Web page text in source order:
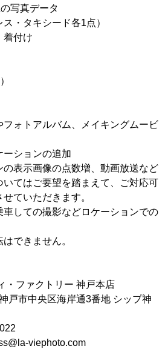
写真データ
・タキシード各1点）
着付け
フォトアルバム、メイキングムービ
ーションの追加
の表示画像の点数増、動画放送など
てはご要望を踏まえて、ご対応可
ていただきます。
車しての撮影などロケーションでの
できません。
・ファクトリー 神戸本店
戸市中央区海岸通3番地 シップ神
viephoto.com